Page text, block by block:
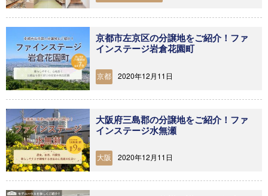
京都市左京区の分譲地をご紹介！ファ
インステージ岩倉花園町
京都 2020年12月11日
大阪府三島郡の分譲地をご紹介！ファ
インステージ水無瀬
大阪 2020年12月11日